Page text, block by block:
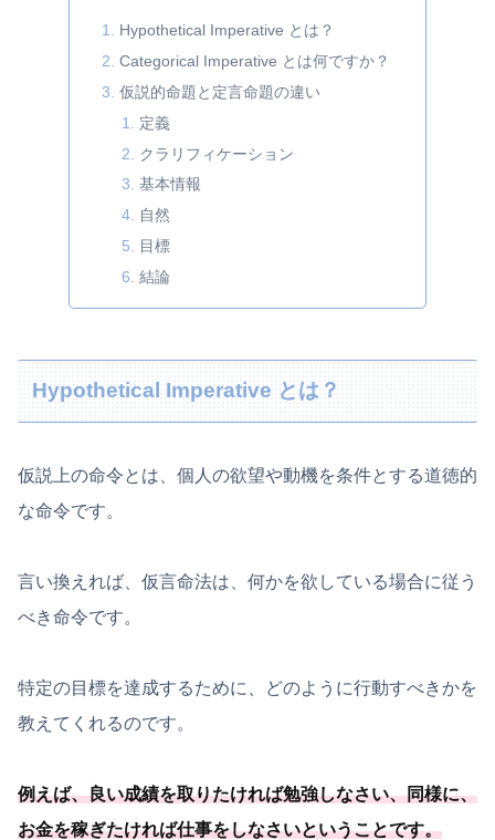
Hypothetical Imperative とは？
Categorical Imperative とは何ですか？
仮説的命題と定言命題の違い
定義
クラリフィケーション
基本情報
自然
目標
結論
Hypothetical Imperative とは？
仮説上の命令とは、個人の欲望や動機を条件とする道徳的
な命令です。
言い換えれば、仮言命法は、何かを欲している場合に従う
べき命令です。
特定の目標を達成するために、どのように行動すべきかを
教えてくれるのです。
例えば、良い成績を取りたければ勉強しなさい、同様に、
お金を稼ぎたければ仕事をしなさいということです。